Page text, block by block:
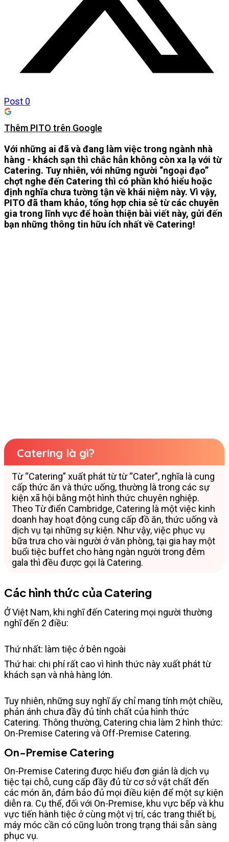
Post 0
Thêm PITO trên Google
Với những ai đã và đang làm việc trong ngành nhà
hàng - khách sạn thì chắc hẳn không còn xa lạ với từ
Catering. Tuy nhiên, với những người “ngoại đạo”
chợt nghe đến Catering thì có phần khó hiểu hoặc
định nghĩa chưa tường tận về khái niệm này. Vì vậy,
PITO đã tham khảo, tổng hợp chia sẻ từ các chuyên
gia trong lĩnh vực để hoàn thiện bài viết này, gửi đến
bạn những thông tin hữu ích nhất về Catering!
Catering là gì?
Từ “Catering” xuất phát từ từ “Cater”, nghĩa là cung
cấp thức ăn và thức uống, thường là trong các sự
kiện xã hội bằng một hình thức chuyên nghiệp.
Theo Từ điển Cambridge, Catering là một việc kinh
doanh hay hoạt động cung cấp đồ ăn, thức uống và
dịch vụ tại những sự kiện. Như vậy, việc phục vụ
bữa trưa cho vài người ở văn phòng, tại gia hay một
buổi tiệc buffet cho hàng ngàn người trong đêm
gala thì đều được gọi là Catering.
Các hình thức của Catering
Ở Việt Nam, khi nghĩ đến Catering mọi người thường
nghĩ đến 2 điều:
Thứ nhất: làm tiệc ở bên ngoài
Thứ hai: chi phí rất cao vì hình thức này xuất phát từ
khách sạn và nhà hàng lớn.
Tuy nhiên, những suy nghĩ ấy chỉ mang tính một chiều,
phản ánh chưa đầy đủ tính chất của hình thức
Catering. Thông thường, Catering chia làm 2 hình thức:
On-Premise Catering và Off-Premise Catering.
On-Premise Catering
On-Premise Catering được hiểu đơn giản là dịch vụ
tiệc tại chỗ, cung cấp đầy đủ từ cơ sở vật chất đến
các món ăn, đảm bảo đủ mọi điều kiện để một sự kiện
diễn ra. Cụ thể, đối với On-Premise, khu vực bếp và khu
vực tiến hành tiệc ở cùng một vị trí, các trang thiết bị,
máy móc cần có cũng luôn trong trạng thái sẵn sàng
phục vụ.